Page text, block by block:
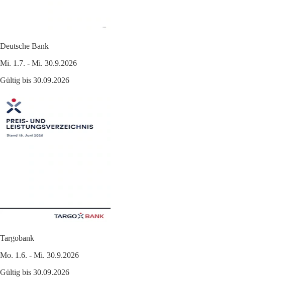
Deutsche Bank
Mi. 1.7. - Mi. 30.9.2026
Gültig bis 30.09.2026
Targobank
Mo. 1.6. - Mi. 30.9.2026
Gültig bis 30.09.2026